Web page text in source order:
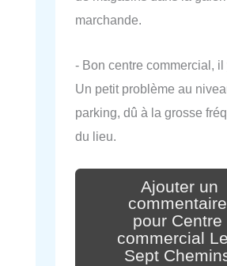
marchande.
- Bon centre commercial, il
Un petit problème au
parking, dû à la grosse
du lieu.
Ajouter un
commentaire
pour Centre
commercial
Sept